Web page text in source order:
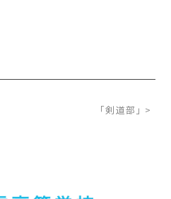
「剣道部」 >